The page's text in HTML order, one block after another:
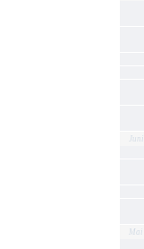
Juni
Mai